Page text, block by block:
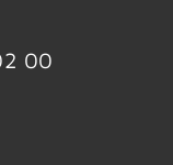
00